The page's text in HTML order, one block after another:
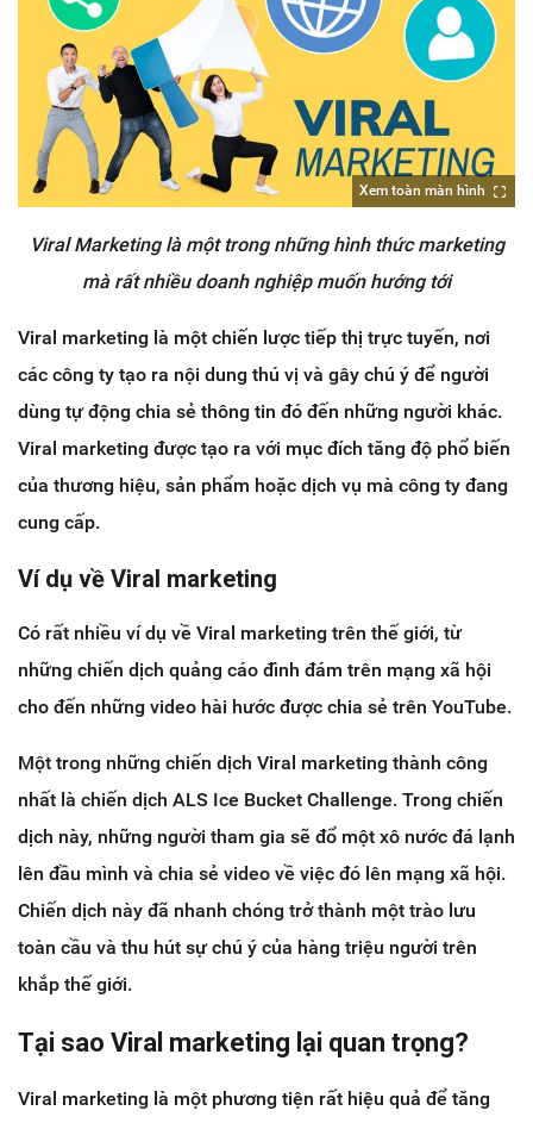
Xem toàn màn hình
Viral Marketing là một trong những hình thức marketing
mà rất nhiều doanh nghiệp muốn hướng tới
Viral marketing là một chiến lược tiếp thị trực tuyến, nơi
các công ty tạo ra nội dung thú vị và gây chú ý để người
dùng tự động chia sẻ thông tin đó đến những người khác.
Viral marketing được tạo ra với mục đích tăng độ phổ biến
của thương hiệu, sản phẩm hoặc dịch vụ mà công ty đang
cung cấp.
Ví dụ về Viral marketing
Có rất nhiều ví dụ về Viral marketing trên thế giới, từ
những chiến dịch quảng cáo đình đám trên mạng xã hội
cho đến những video hài hước được chia sẻ trên YouTube.
Một trong những chiến dịch Viral marketing thành công
nhất là chiến dịch ALS Ice Bucket Challenge. Trong chiến
dịch này, những người tham gia sẽ đổ một xô nước đá lạnh
lên đầu mình và chia sẻ video về việc đó lên mạng xã hội.
Chiến dịch này đã nhanh chóng trở thành một trào lưu
toàn cầu và thu hút sự chú ý của hàng triệu người trên
khắp thế giới.
Tại sao Viral marketing lại quan trọng?
Viral marketing là một phương tiện rất hiệu quả để tăng